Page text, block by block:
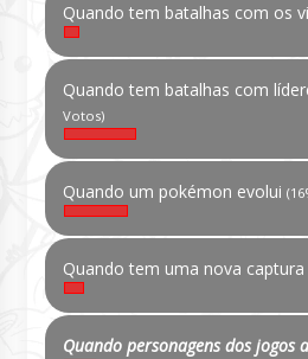
Quando tem batalhas com os
Quando tem batalhas com
Votos)
Quando um pokémon evolui
Quando tem uma nova captura
Quando personagens dos jogos